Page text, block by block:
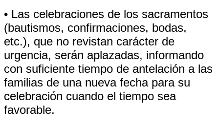
• Las celebraciones de los sacramentos
(bautismos, confirmaciones, bodas,
etc.), que no revistan carácter de
urgencia, serán aplazadas, informando
con suficiente tiempo de antelación a las
familias de una nueva fecha para su
celebración cuando el tiempo sea
favorable.